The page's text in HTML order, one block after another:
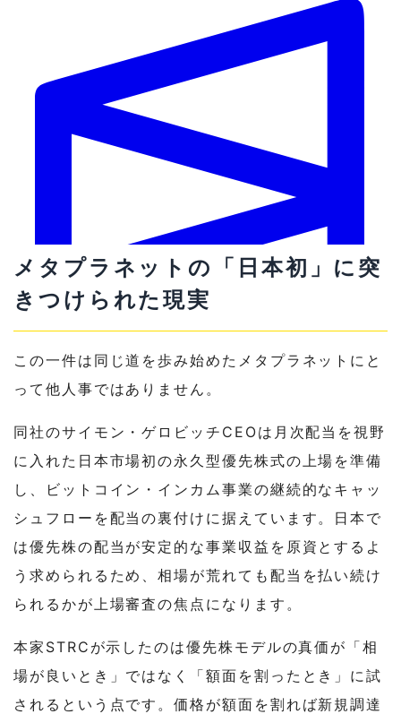
ビットコインは2026年12月31日までに50,000ドルまで下落し
View full market & trade on Polymarket
メタプラネットの「日本初」に突
きつけられた現実
この一件は同じ道を歩み始めたメタプラネットにと
って他人事ではありません。
同社のサイモン・ゲロビッチCEOは月次配当を視野
に入れた日本市場初の永久型優先株式の上場を準備
し、ビットコイン・インカム事業の継続的なキャッ
シュフローを配当の裏付けに据えています。日本で
は優先株の配当が安定的な事業収益を原資とするよ
う求められるため、相場が荒れても配当を払い続け
られるかが上場審査の焦点になります。
本家STRCが示したのは優先株モデルの真価が「相
場が良いとき」ではなく「額面を割ったとき」に試
されるという点です。価格が額面を割れば新規調達